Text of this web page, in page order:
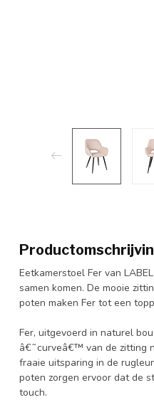
Eetkamerstoel Fer van
samen komen. De mooie
poten maken Fer tot een
Fer, uitgevoerd in naturel
â€˜curveâ€™ van de zitting
fraaie uitsparing in de
poten zorgen ervoor dat de
touch.